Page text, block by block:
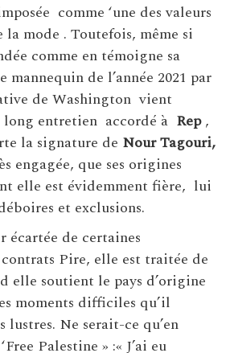
comme ‘une des valeurs
la mode . Toutefois, même si
comme en témoigne sa
mannequin de l’année 2021 par
de Washington vient
long entretien accordé à Rep,
la signature de Nour Tagouri,
engagée, que ses origines
elle est évidemment fière, lui
et exclusions.
écartée de certaines
Pire, elle est traitée de
elle soutient le pays d’origine
moments difficiles qu’il
lustres. Ne serait-ce qu’en
Palestine » :« J’ai eu